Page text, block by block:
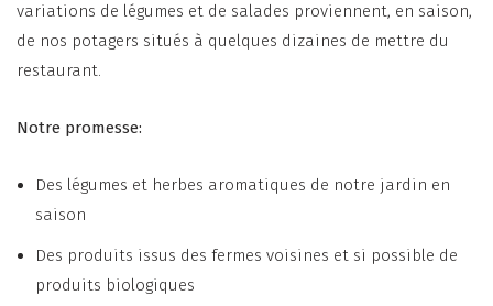
variations de légumes et de salades proviennent, en saison,
de nos potagers situés à quelques dizaines de mettre du
restaurant.
Notre promesse:
Des légumes et herbes aromatiques de notre jardin en
saison
Des produits issus des fermes voisines et si possible de
produits biologiques